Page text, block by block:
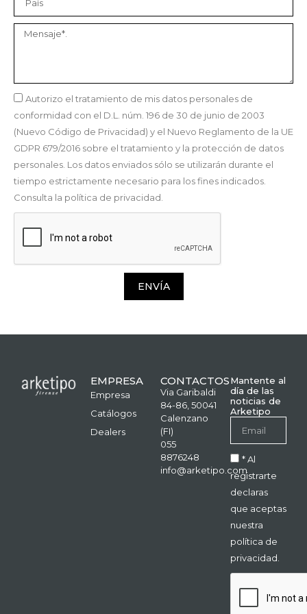
Autorizo el tratamiento de mis datos personales de
conformidad con el D.L. núm. 196 de 30 de junio de 2003
(Nuevo Código de Privacidad) y el Nuevo Reglamento de la UE
GDPR 679/2016 sobre el tratamiento y la protección de datos
personales. Los datos enviados sólo se utilizarán durante el
tiempo estrictamente necesario para los fines indicados.
Consulta la política de privacidad.
ENVÍA
EMPRESA
Empresa
Catálogos
Dealers
CONTACTOS
Via Garibaldi
84-86, 50041
Calenzano
(FI)
055
8876248
info@arketipo.com
Mantente al
día de las
noticias de
Arketipo
* Al
registrarte
declaras
que aceptas
nuestra
política de
privacidad.